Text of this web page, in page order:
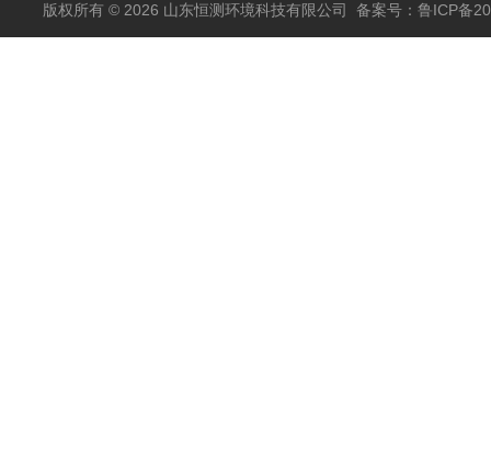
版权所有 © 2026 山东恒测环境科技有限公司 备案号：鲁ICP备